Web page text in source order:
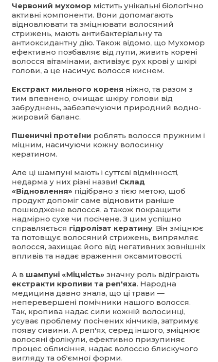
Червоний мухомор містить унікальні біологічно
активні компоненти. Вони допомагають
відновлювати та зміцнювати волосяний
стрижень, мають антибактеріальну та
антиоксидантну дію. Також відомо, що Мухомор
ефективно позбавляє від лупи, живить корені
волосся вітамінами, активізує рух крові у шкірі
голови, а це насичує волосся киснем.
Екстракт мильного кореня ніжно, та разом з
тим впевнено, очищає шкіру голови від
забруднень, забезпечуючи природний водно-
жировий баланс.
Пшеничні протеїни роблять волосся пружним і
міцним, насичуючи кожну волосинку
кератином.
Але ці шампуні мають і суттєві відмінності,
недарма у них різні назви! Склад
«Відновлення» підібрано з тією метою, щоб
продукт допоміг саме відновити раніше
пошкоджене волосся, а також покращити
надмірно сухе чи посічене. З цим успішно
справляється гідролізат кератину. Він зміцнює
та потовщує волосяний стрижень, випрямляє
волосся, захищає його від негативних зовнішніх
впливів та надає враження оксамитовості.
А в шампуні «Міцність» значну роль відіграють
екстракти кропиви та реп'яха. Народна
медицина давно знала, що ці трави —
неперевершені помічники нашого волосся.
Так, кропива надає сили кожній волосинці,
усуває проблему посічених кінчиків, затримує
появу сивини. А реп'ях, серед іншого, зміцнює
волосяні фолікули, ефективно призупиняє
процес облисіння, надає волоссю блискучого
вигляду та об'ємної форми.